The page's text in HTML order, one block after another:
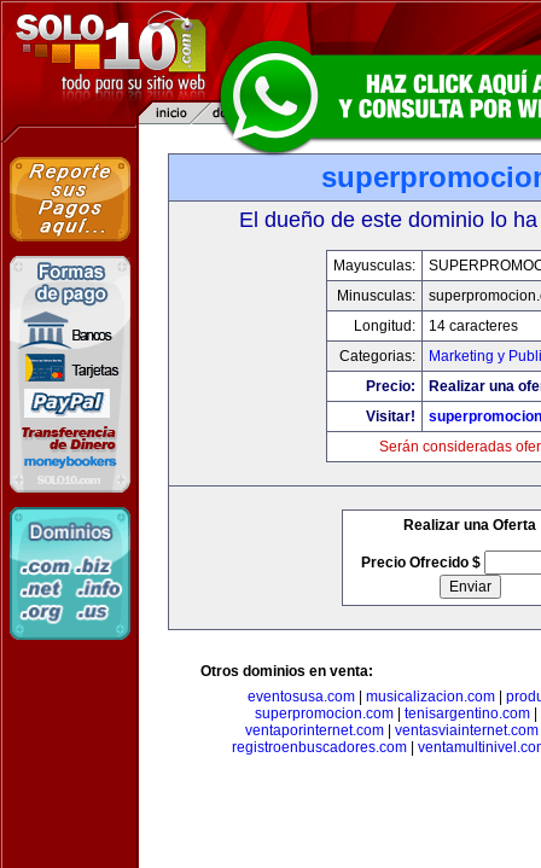
El dueño de este dominio lo
Mayusculas:
Minusculas:
Longitud:
14 caracteres
Categorias:
Marketing y
Precio:
Realizar una
Visitar!
Serán consideradas
Realizar una Oferta
Precio Ofrecido $
Otros dominios en venta:
eventosusa.com| musicalizacion.com|
superpromocion.com
tenisargentino.com
ventaporinternet.com
ventasviainternet.com
registroenbuscadores.com